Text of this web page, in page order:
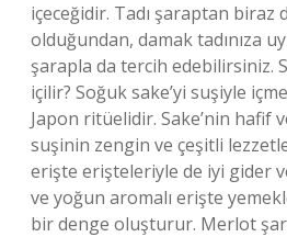
içeceğidir. Tadı şaraptan biraz
olduğundan, damak tadınıza
şarapla da tercih edebilirsiniz.
içilir? Soğuk sake’yi suşiyle
Japon ritüelidir. Sake’nin hafif
suşinin zengin ve çeşitli
erişte erişteleriyle de iyi gider
ve yoğun aromalı erişte
bir denge oluşturur. Merlot